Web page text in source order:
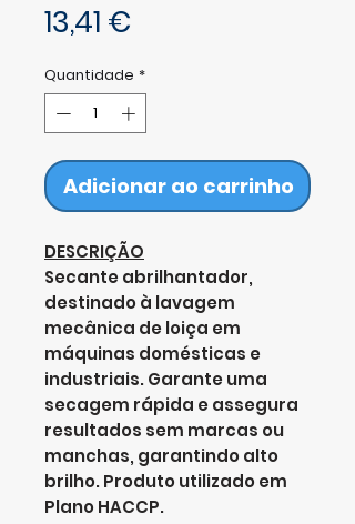
13,41 €
Quantidade *
Adicionar ao carrinho
DESCRIÇÃO
Secante abrilhantador,
destinado à lavagem
mecânica de loiça em
máquinas domésticas e
industriais. Garante uma
secagem rápida e assegura
resultados sem marcas ou
manchas, garantindo alto
brilho. Produto utilizado em
Plano HACCP.